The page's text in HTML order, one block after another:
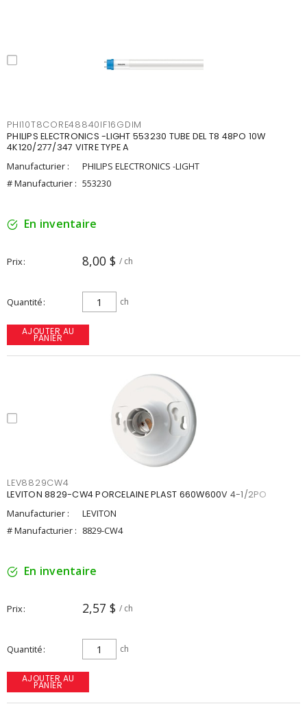
PHI10T8CORE48840IF16GDIM
PHILIPS ELECTRONICS -LIGHT 553230 TUBE DEL T8 48PO 10W
4K120/277/347 VITRE TYPE A
Manufacturier :
PHILIPS ELECTRONICS -LIGHT
# Manufacturier : 553230
En inventaire
Prix 8,00 $ / ch
Quantité ch
AJOUTER AU
PANIER
LEV8829CW4
LEVITON 8829-CW4 PORCELAINE PLAST 660W600V 4-1/2PO
Manufacturier :
LEVITON
# Manufacturier : 8829-CW4
En inventaire
Prix 2,57 $ / ch
Quantité ch
AJOUTER AU
PANIER